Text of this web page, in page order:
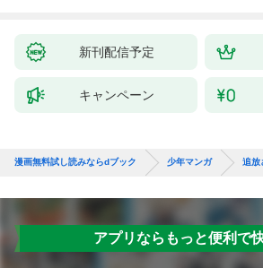
新刊配信予定
キャンペーン
漫画無料試し読みならdブック 少年マンガ 追放
アプリならもっと便利で